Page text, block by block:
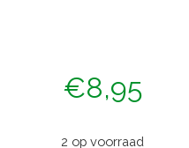
€8,95
2 op voorraad